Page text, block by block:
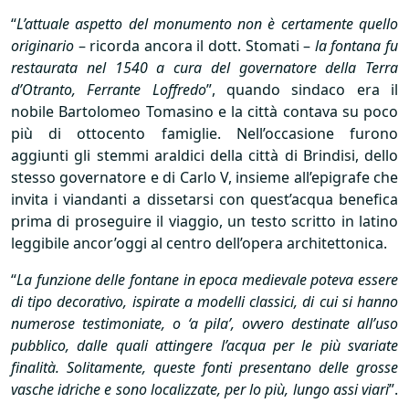
“L’attuale aspetto del monumento non è certamente quello
originario – ricorda ancora il dott. Stomati – la fontana fu
restaurata nel 1540 a cura del governatore della Terra
d’Otranto, Ferrante Loffredo”, quando sindaco era il
nobile Bartolomeo Tomasino e la città contava su poco
più di ottocento famiglie. Nell’occasione furono
aggiunti gli stemmi araldici della città di Brindisi, dello
stesso governatore e di Carlo V, insieme all’epigrafe che
invita i viandanti a dissetarsi con quest’acqua benefica
prima di proseguire il viaggio, un testo scritto in latino
leggibile ancor’oggi al centro dell’opera architettonica.
“La funzione delle fontane in epoca medievale poteva essere
di tipo decorativo, ispirate a modelli classici, di cui si hanno
numerose testimoniate, o ‘a pila’, ovvero destinate all’uso
pubblico, dalle quali attingere l’acqua per le più svariate
finalità. Solitamente, queste fonti presentano delle grosse
vasche idriche e sono localizzate, per lo più, lungo assi viari”.